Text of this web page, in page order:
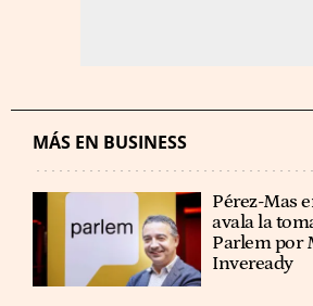
MÁS EN BUSINESS
Pérez-Mas
avala la
Parlem por
Inveready